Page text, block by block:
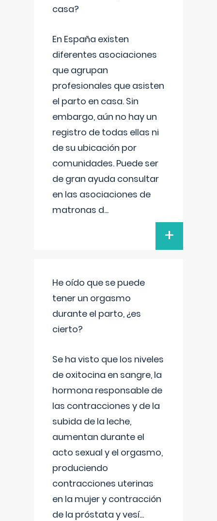
casa?
En España existen
diferentes asociaciones
que agrupan
profesionales que asisten
el parto en casa. Sin
embargo, aún no hay un
registro de todas ellas ni
de su ubicación por
comunidades. Puede ser
de gran ayuda consultar
en las asociaciones de
matronas d...
+
He oído que se puede
tener un orgasmo
durante el parto, ¿es
cierto?
Se ha visto que los niveles
de oxitocina en sangre, la
hormona responsable de
las contracciones y de la
subida de la leche,
aumentan durante el
acto sexual y el orgasmo,
produciendo
contracciones uterinas
en la mujer y contracción
de la próstata y vesí...